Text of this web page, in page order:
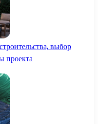
выбор
проекта